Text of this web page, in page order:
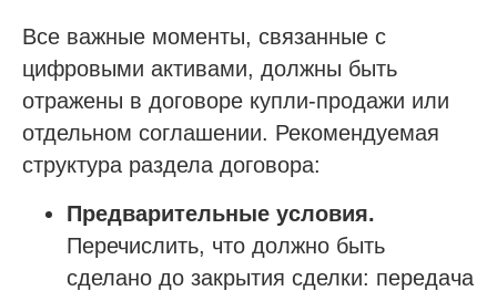
Все важные моменты, связанные с
цифровыми активами, должны быть
отражены в договоре купли-продажи или
отдельном соглашении. Рекомендуемая
структура раздела договора:
Предварительные условия.
Перечислить, что должно быть
сделано до закрытия сделки: передача
Проектные СРО
Изыскания СРО
Специалисты НРС для СРО
Покупка готовой компании (ООО)
Продажа готовой компании (ООО)